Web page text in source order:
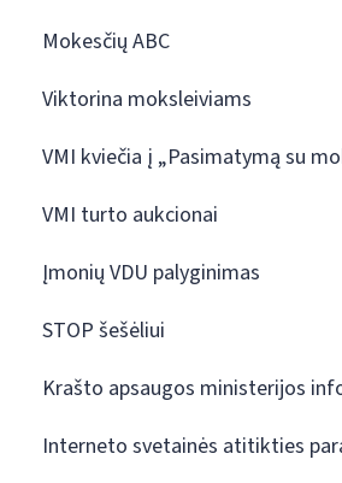
Mokesčių ABC
Viktorina moksleiviams
VMI kviečia į „Pasimatymą su
VMI turto aukcionai
Įmonių VDU palyginimas
STOP šešėliui
Krašto apsaugos ministerijos
Interneto svetainės atitikties